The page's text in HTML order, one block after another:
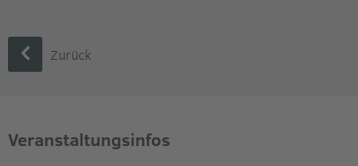
Zurück
Veranstaltungsinfos